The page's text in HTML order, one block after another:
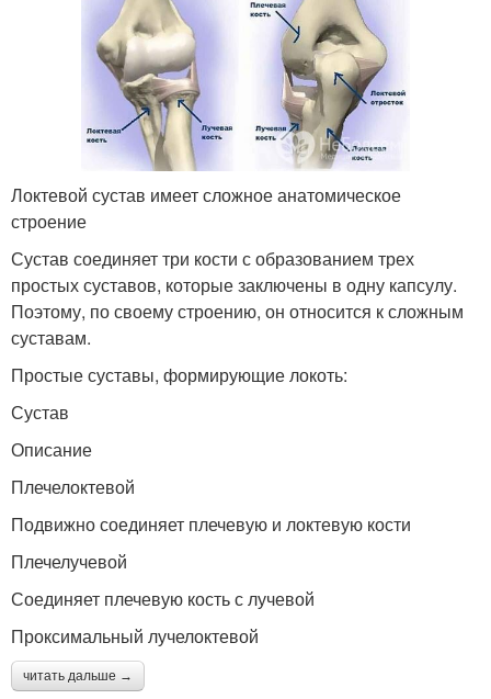
Локтевой сустав имеет сложное анатомическое
строение
Сустав соединяет три кости с образованием трех
простых суставов, которые заключены в одну капсулу.
Поэтому, по своему строению, он относится к сложным
суставам.
Простые суставы, формирующие локоть:
Сустав
Описание
Плечелоктевой
Подвижно соединяет плечевую и локтевую кости
Плечелучевой
Соединяет плечевую кость с лучевой
Проксимальный лучелоктевой
читать дальше →